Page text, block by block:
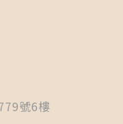
號6樓